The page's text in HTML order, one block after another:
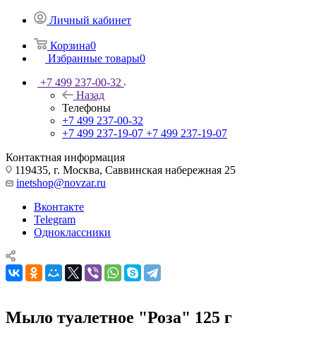
Личный кабинет
Корзина0
Избранные товары0
+7 499 237-00-32
Назад
Телефоны
+7 499 237-00-32
+7 499 237-19-07 +7 499 237-19-07
Контактная информация
119435, г. Москва, Саввинская набережная 25
inetshop@novzar.ru
Вконтакте
Telegram
Одноклассники
Мыло туалетное "Роза" 125 г